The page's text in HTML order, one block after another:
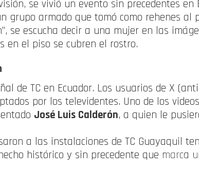
se vivió un evento sin precedentes en
grupo armado que tomó como rehenes al
se escucha decir a una mujer en las
en el piso se cubren el rostro.
de TC en Ecuador. Los usuarios de X
por los televidentes. Uno de los
José Luis Calderón, a quien le
a las instalaciones de TC Guayaquil
histórico y sin precedente que marca